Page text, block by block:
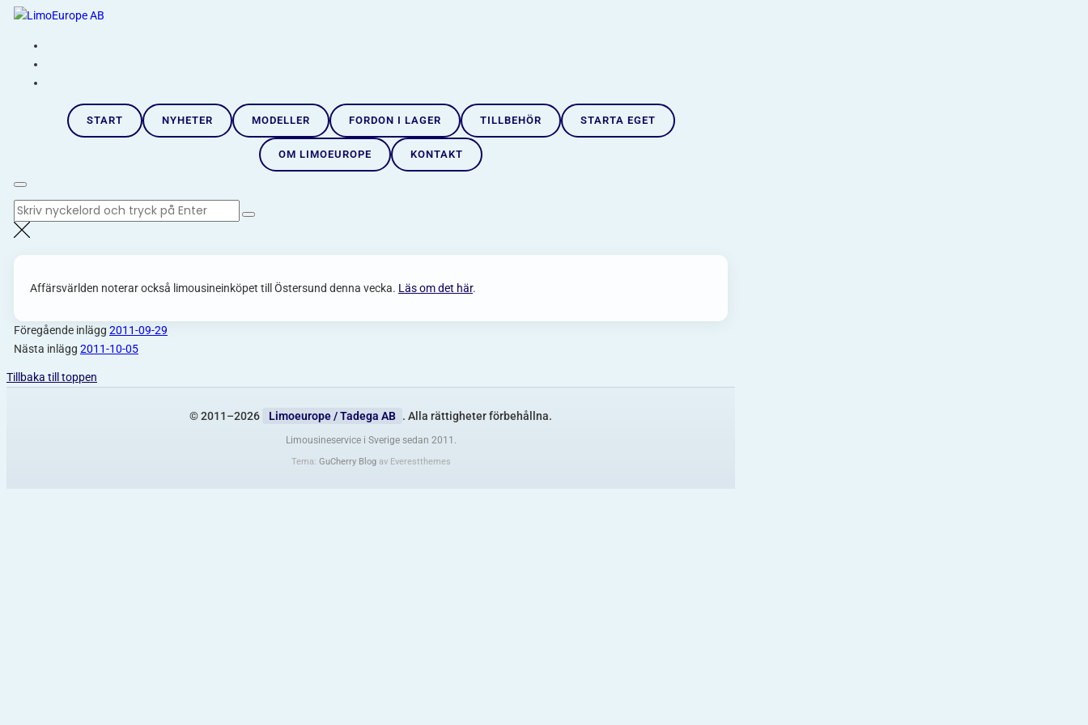
Hoppa
innehåll
Skandinaviens största limousineimportör |
START NYHETER MODELLER FORDON I LAGER TILLBEHÖR STARTA EGET
OM LIMOEUROPE KONTAKT
Sök
efter:
Affärsvärlden noterar också limousineinköpet till Östersund denna vecka. Läs om det här.
Föregående inlägg 2011-09-29
Nästa inlägg 2011-10-05
Tillbaka till toppen
© 2011–2026 Limoeurope / Tadega AB . Alla rättigheter förbehållna.
Limousineservice i Sverige sedan 2011.
Tema: GuCherry Blogav Everestthemes